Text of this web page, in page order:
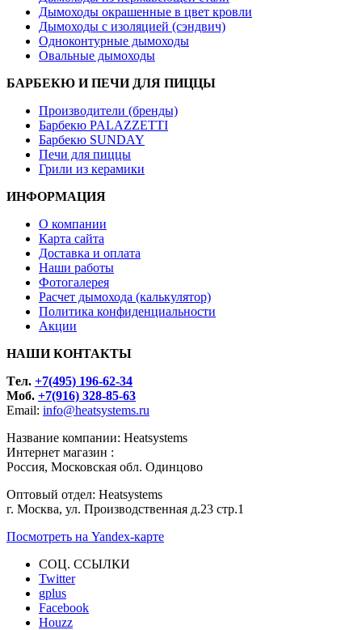
Дымоходы окрашенные в цвет кровли
Дымоходы с изоляцией (сэндвич)
Одноконтурные дымоходы
Овальные дымоходы
БАРБЕКЮ И ПЕЧИ ДЛЯ ПИЦЦЫ
Производители (бренды)
Барбекю PALAZZETTI
Барбекю SUNDAY
Печи для пиццы
Грили из керамики
ИНФОРМАЦИЯ
О компании
Карта сайта
Доставка и оплата
Наши работы
Фотогалерея
Расчет дымохода (калькулятор)
Политика конфиденциальности
Акции
НАШИ КОНТАКТЫ
Tел. +7(495) 196-62-34
Моб. +7(916) 328-85-63
Email: info@heatsystems.ru
Название компании: Heatsystems
Интернет магазин :
Россия, Московская обл. Одинцово
Оптовый отдел: Heatsystems
г. Москва, ул. Производственная д.23 стр.1
Посмотреть на Yandex-карте
СОЦ. ССЫЛКИ
Twitter
gplus
Facebook
Houzz